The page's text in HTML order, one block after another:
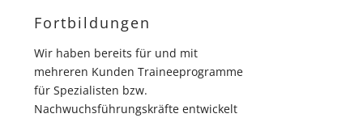
Fortbildungen
Wir haben bereits für und mit
mehreren Kunden Traineeprogramme
für Spezialisten bzw.
Nachwuchsführungskräfte entwickelt